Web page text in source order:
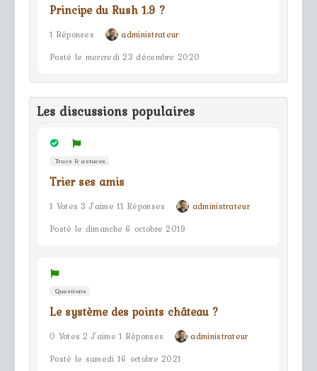
Principe du Rush 1.9 ?
1 Réponses
administrateur
Posté le mercredi 23 décembre 2020
Les discussions populaires
Trucs & astuces
Trier ses amis
1 Votes 3 J'aime 11 Réponses
administrateur
Posté le dimanche 6 octobre 2019
Questions
Le système des points château ?
0 Votes 2 J'aime 1 Réponses
administrateur
Posté le samedi 16 octobre 2021